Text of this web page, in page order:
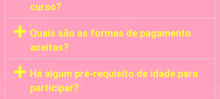
curso?
Quais são as formas de pagamento
aceitas?
Há algum pré-requisito de idade para
participar?